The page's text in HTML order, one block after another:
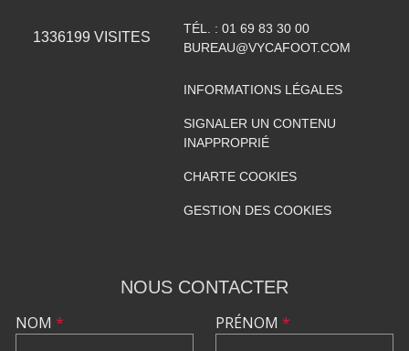
1336199 VISITES
TÉL. : 01 69 83 30 00
BUREAU@VYCAFOOT.COM
INFORMATIONS LÉGALES
SIGNALER UN CONTENU
INAPPROPRIÉ
CHARTE COOKIES
GESTION DES COOKIES
NOUS CONTACTER
NOM * PRÉNOM *